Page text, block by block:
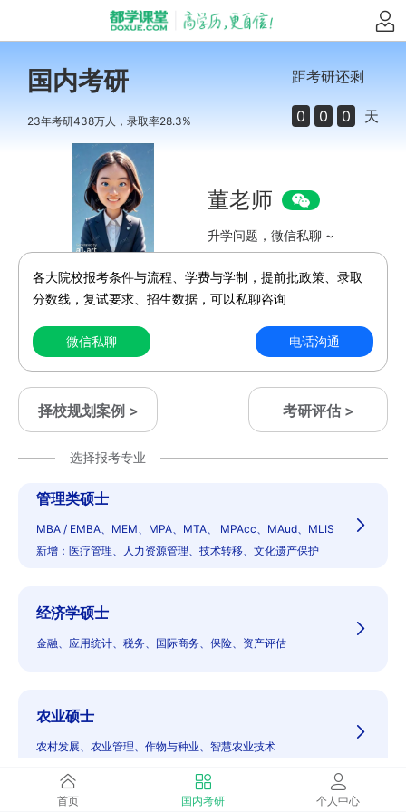
国内考研
23年考研438万人，录取率28.3%
距考研还剩
0 0 0 天
董老师
升学问题，微信私聊 ~
各大院校报考条件与流程、学费与学制，提前批政策、录取
分数线，复试要求、招生数据，可以私聊咨询
微信私聊 电话沟通
择校规划案例 > 考研评估 >
选择报考专业
管理类硕士
MBA / EMBA、MEM、MPA、MTA、 MPAcc、MAud、MLIS
新增：医疗管理、人力资源管理、技术转移、文化遗产保护
经济学硕士
金融、应用统计、税务、国际商务、保险、资产评估
农业硕士
农村发展、农业管理、作物与种业、智慧农业技术
首页 国内考研 个人中心